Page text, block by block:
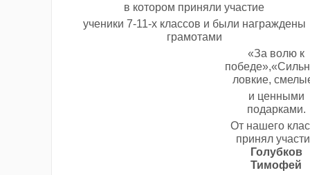
в котором приняли участие
ученики 7-11-х классов и были награждены
грамотами
«За волю к
ловкие,
и ценными
подарками.
От нашего
принял
Голубков
Тимофей